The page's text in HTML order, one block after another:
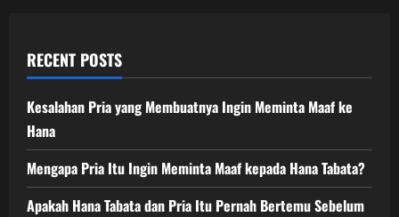
RECENT POSTS
Kesalahan Pria yang Membuatnya Ingin Meminta Maaf ke
Hana
Mengapa Pria Itu Ingin Meminta Maaf kepada Hana Tabata?
Apakah Hana Tabata dan Pria Itu Pernah Bertemu Sebelum